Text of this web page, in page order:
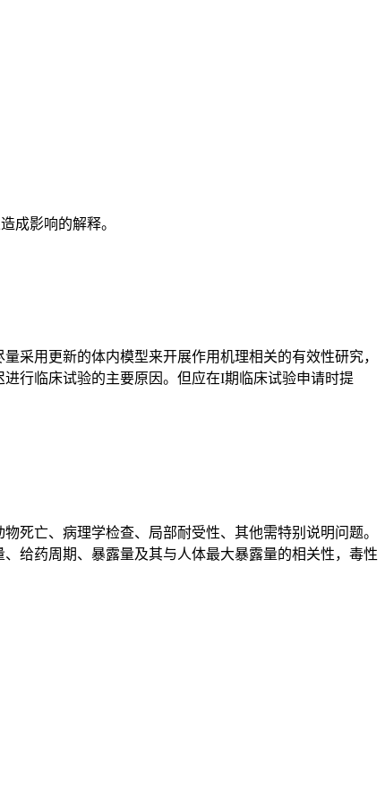
成影响的解释。
用更新的体内模型来开展作用机理相关的有效性研究，
行临床试验的主要原因。但应在I期临床试验申请时提
亡、病理学检查、局部耐受性、其他需特别说明问题。
给药周期、暴露量及其与人体最大暴露量的相关性，毒性